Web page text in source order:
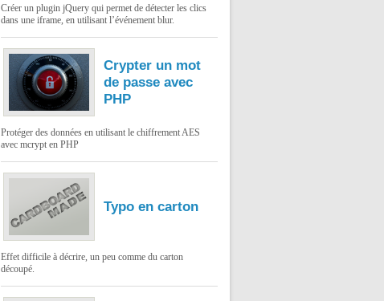
Créer un plugin jQuery qui permet de détecter les clics
dans une iframe, en utilisant l’événement blur.
Crypter un mot
de passe avec
PHP
Protéger des données en utilisant le chiffrement AES
avec mcrypt en PHP
Typo en carton
Effet difficile à décrire, un peu comme du carton
découpé.